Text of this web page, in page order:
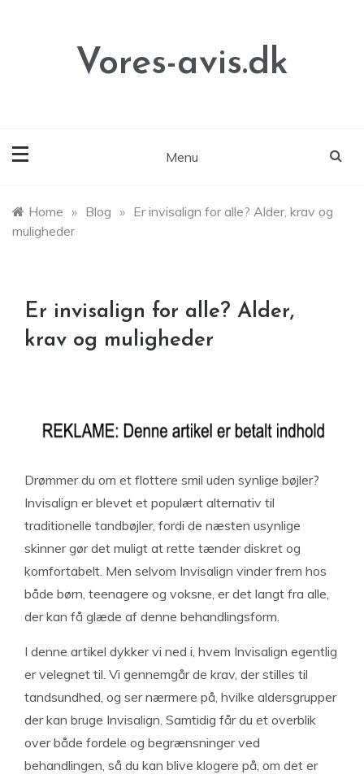
Vores-avis.dk
Menu
Home » Blog » Er invisalign for alle? Alder, krav og
muligheder
Er invisalign for alle? Alder,
krav og muligheder
Drømmer du om et flottere smil uden synlige bøjler?
Invisalign er blevet et populært alternativ til
traditionelle tandbøjler, fordi de næsten usynlige
skinner gør det muligt at rette tænder diskret og
komfortabelt. Men selvom Invisalign vinder frem hos
både børn, teenagere og voksne, er det langt fra alle,
der kan få glæde af denne behandlingsform.
I denne artikel dykker vi ned i, hvem Invisalign egentlig
er velegnet til. Vi gennemgår de krav, der stilles til
tandsundhed, og ser nærmere på, hvilke aldersgrupper
der kan bruge Invisalign. Samtidig får du et overblik
over både fordele og begrænsninger ved
behandlingen, så du kan blive klogere på, om det er